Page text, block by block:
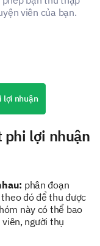
do you
apply.
viên của bạn.
lợi nhuận
phi lợi nhuận
phân đoạn
đó để thu được
này có thể bao
người thụ